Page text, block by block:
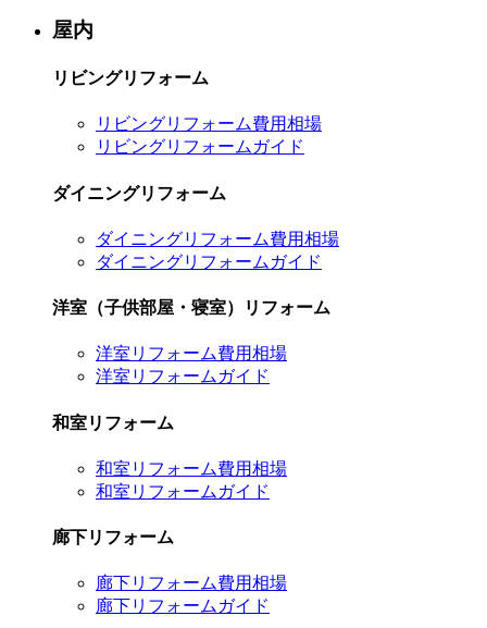
屋内
リビングリフォーム
リビングリフォーム費用相場
リビングリフォームガイド
ダイニングリフォーム
ダイニングリフォーム費用相場
ダイニングリフォームガイド
洋室（子供部屋・寝室）リフォーム
洋室リフォーム費用相場
洋室リフォームガイド
和室リフォーム
和室リフォーム費用相場
和室リフォームガイド
廊下リフォーム
廊下リフォーム費用相場
廊下リフォームガイド